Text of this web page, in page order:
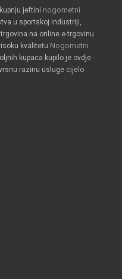
jeftini nogometni
u sportskoj industriji,
na online e-trgovinu.
kvalitetu Nogometni
kupaca kupilo je ovdje
razinu usluge cijelo